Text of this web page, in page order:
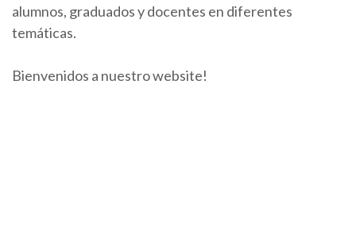
alumnos, graduados y docentes en diferentes
temáticas.
Bienvenidos a nuestro website!